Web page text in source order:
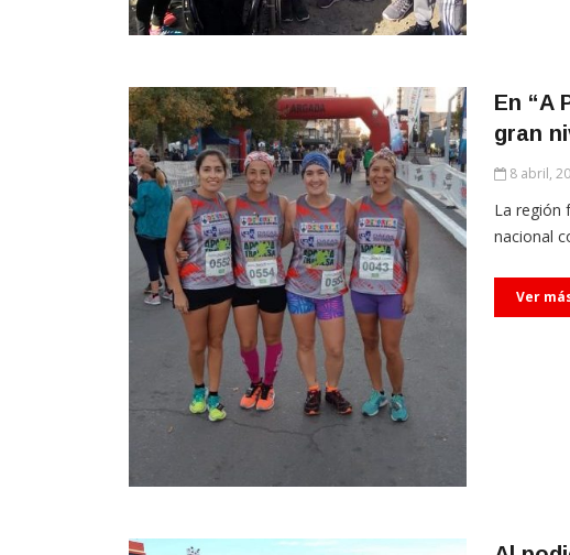
En “A
gran
8 abril,
La región
nacional
Ver